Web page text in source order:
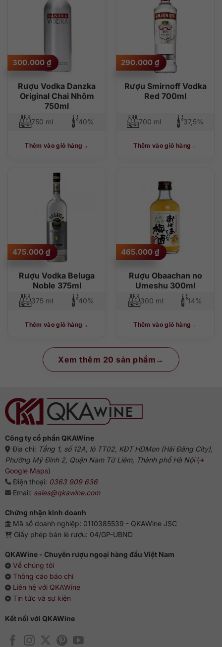
Rượu Vodka Danzka
Original Chai Nhôm
750ml
300.000 ₫
750 ml 40%
Thêm vào giỏ hàng
Rượu Smirnoff Vodka
Red 700ml
290.000 ₫
700 ml 37,5%
Thêm vào giỏ hàng
Rượu Vodka Beluga
Noble 375ml
475.000 ₫
375 ml 40%
Thêm vào giỏ hàng
Rượu Obaachan no
Umeshu 300ml
465.000 ₫
300 ml 14%
Thêm vào giỏ hàng
Xem thêm 20 sản phẩm
Công ty cổ phần QKAWine
Địa chỉ: Tầng 1, số 12A, lô TT02, KĐT HDMon (Hải Đăng City),
Phường Mỹ Đình 2, Quận Nam Từ Liêm, Thành phố Hà Nội(
Google Maps)
Điện thoại: 0363 909 636
Email: sales@qkawine.com
Chứng nhận kinh doanh
Mã số doanh nghiệp: 0110385539 - QKAWine JSC
Giấy phép bán lẻ rượu: 04/GP-UBND
QKAWine - Chuyên rượu ngoại hàng đầu Việt Nam
Về chúng tôi
Thông cáo báo chí
Liên hệ với QKAWine
Tin tức và sự kiện
Kết nối với QKAWine